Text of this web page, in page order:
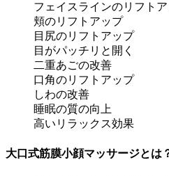
フェイスラインのリフト
頬のリフトアップ
目尻のリフトアップ
目がパッチリと開く
二重あごの改善
口角のリフトアップ
しわの改善
睡眠の質の向上
高いリラックス効果
大口式筋膜小顔マッサージとは